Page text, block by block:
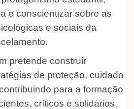
e conscientizar sobre as
e sociais da
pretende construir
de proteção, cuidado
para a formação
críticos e solidários,